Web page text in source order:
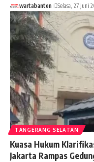
wartabanten Selasa, 27 Juni
TANGERANG SELATAN
Kuasa Hukum
Jakarta Rampas